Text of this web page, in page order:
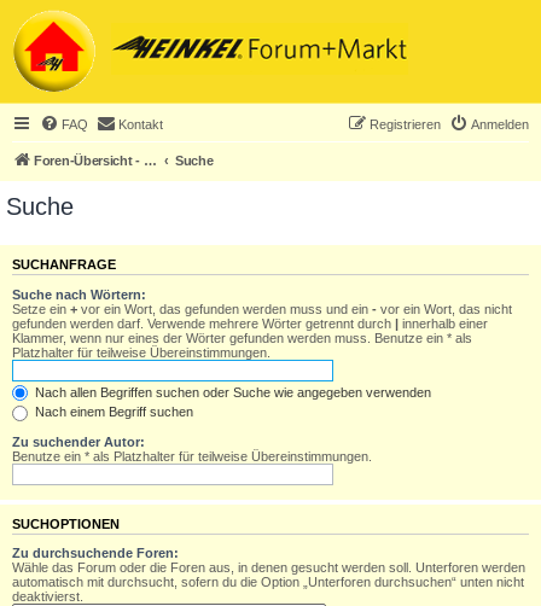
FAQ Kontakt Anmelden
Registrieren
Foren-Übersicht - ACHTUNG! Neuregistrierung nur noch für Heinkel-Club-Mitglieder! Suche
Suche
SUCHANFRAGE
Suche nach Wörtern:
Setze ein + vor ein Wort, das gefunden werden muss und ein - vor ein Wort, das nicht
gefunden werden darf. Verwende mehrere Wörter getrennt durch | innerhalb einer
Klammer, wenn nur eines der Wörter gefunden werden muss. Benutze ein * als
Platzhalter für teilweise Übereinstimmungen.
Nach allen Begriffen suchen oder Suche wie angegeben verwenden
Nach einem Begriff suchen
Zu suchender Autor:
Benutze ein * als Platzhalter für teilweise Übereinstimmungen.
SUCHOPTIONEN
Zu durchsuchende Foren:
Wähle das Forum oder die Foren aus, in denen gesucht werden soll. Unterforen werden
automatisch mit durchsucht, sofern du die Option „Unterforen durchsuchen“ unten nicht
deaktivierst.